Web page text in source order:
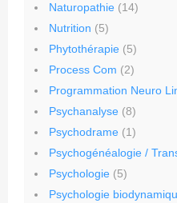
Naturopathie (14)
Nutrition (5)
Phytothérapie (5)
Process Com (2)
Programmation Neuro
Psychanalyse (8)
Psychodrame (1)
Psychogénéalogie /
Psychologie (5)
Psychologie